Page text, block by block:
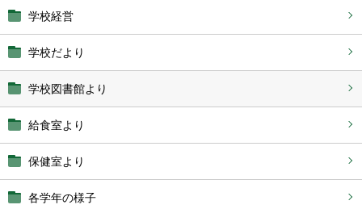
学校経営
学校だより
学校図書館より
給食室より
保健室より
各学年の様子